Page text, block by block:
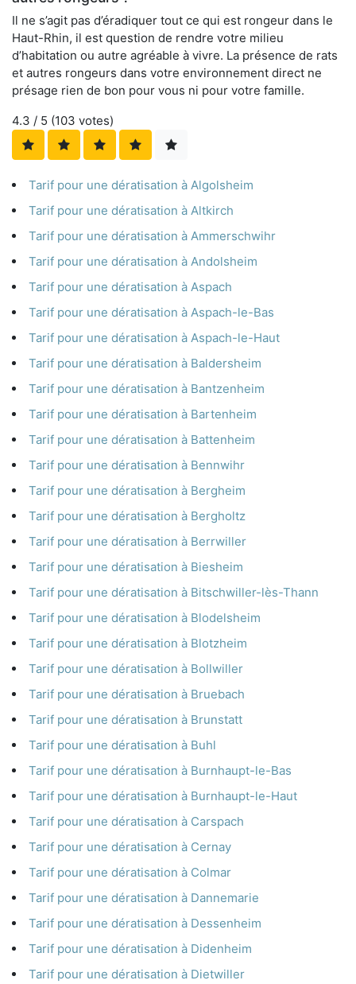
Il ne s’agit pas d’éradiquer tout ce qui est rongeur dans le
Haut-Rhin, il est question de rendre votre milieu
d’habitation ou autre agréable à vivre. La présence de rats
et autres rongeurs dans votre environnement direct ne
présage rien de bon pour vous ni pour votre famille.
4.3 / 5 (103 votes)
Tarif pour une dératisation à Algolsheim
Tarif pour une dératisation à Altkirch
Tarif pour une dératisation à Ammerschwihr
Tarif pour une dératisation à Andolsheim
Tarif pour une dératisation à Aspach
Tarif pour une dératisation à Aspach-le-Bas
Tarif pour une dératisation à Aspach-le-Haut
Tarif pour une dératisation à Baldersheim
Tarif pour une dératisation à Bantzenheim
Tarif pour une dératisation à Bartenheim
Tarif pour une dératisation à Battenheim
Tarif pour une dératisation à Bennwihr
Tarif pour une dératisation à Bergheim
Tarif pour une dératisation à Bergholtz
Tarif pour une dératisation à Berrwiller
Tarif pour une dératisation à Biesheim
Tarif pour une dératisation à Bitschwiller-lès-Thann
Tarif pour une dératisation à Blodelsheim
Tarif pour une dératisation à Blotzheim
Tarif pour une dératisation à Bollwiller
Tarif pour une dératisation à Bruebach
Tarif pour une dératisation à Brunstatt
Tarif pour une dératisation à Buhl
Tarif pour une dératisation à Burnhaupt-le-Bas
Tarif pour une dératisation à Burnhaupt-le-Haut
Tarif pour une dératisation à Carspach
Tarif pour une dératisation à Cernay
Tarif pour une dératisation à Colmar
Tarif pour une dératisation à Dannemarie
Tarif pour une dératisation à Dessenheim
Tarif pour une dératisation à Didenheim
Tarif pour une dératisation à Dietwiller